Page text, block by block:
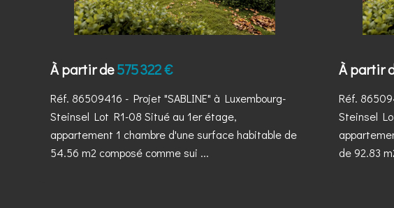
À partir de575 322 €
Réf. 86509416 - Projet "SABLINE" à Luxembourg-
Steinsel Lot R1-08 Situé au 1er étage,
appartement 1 chambre d'une surface habitable de
54.56 m2 composé comme sui ...
À partir
Réf.
Steinsel
de 92.83